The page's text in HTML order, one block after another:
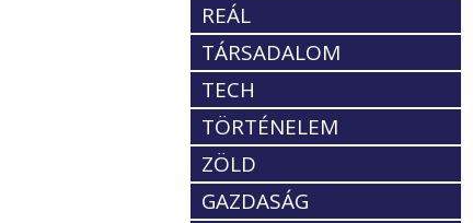
REÁL
TÁRSADALOM
TECH
TÖRTÉNELEM
ZÖLD
GAZDASÁG